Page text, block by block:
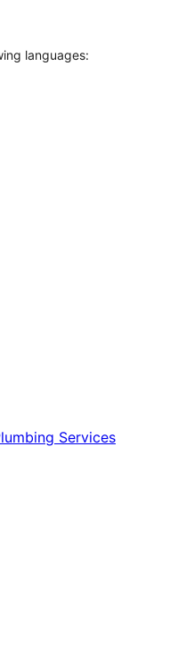
languages:
Services